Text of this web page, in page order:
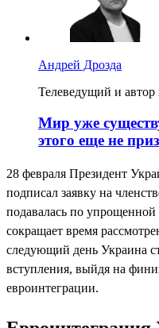
Андрей Дрозда
Телеведущий и автор
Мир уже
этого еще не
28 февраля Президент
подписал заявку на
подавалась по
сокращает время
следующий день Украина
вступления, выйдя на
евроинтеграции.